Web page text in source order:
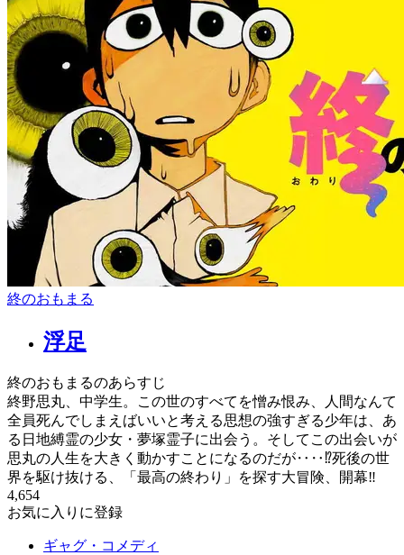
終のおもまる
浮足
終のおもまるのあらすじ
終野思丸、中学生。この世のすべてを憎み恨み、人間なんて
全員死んでしまえばいいと考える思想の強すぎる少年は、あ
る日地縛霊の少女・夢塚霊子に出会う。そしてこの出会いが
思丸の人生を大きく動かすことになるのだが‥‥⁉死後の世
界を駆け抜ける、「最高の終わり」を探す大冒険、開幕‼
4,654
お気に入りに登録
ギャグ・コメディ